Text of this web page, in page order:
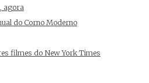
agora
do Corno Moderno
filmes do New York Times